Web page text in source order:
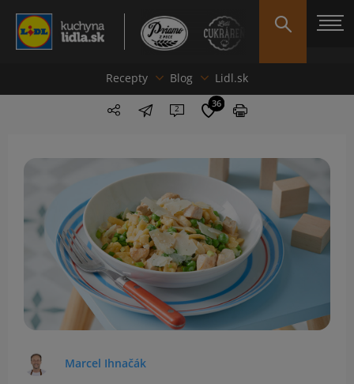
Recepty Blog Lidl.sk
2 36
Marcel Ihnačák